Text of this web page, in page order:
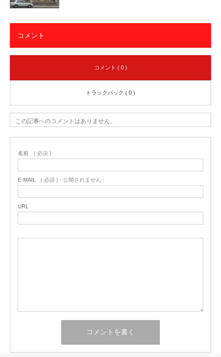
コメント
コメント ( 0 )
トラックバック ( 0 )
この記事へのコメントはありません。
名前 ( 必須 )
E-MAIL ( 必須 ) - 公開されません -
URL